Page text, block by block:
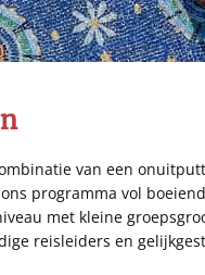
van een
programma vol
met kleine
reisleiders en